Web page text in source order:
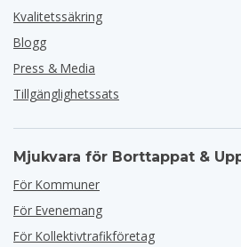
Kvalitetssäkring
Blogg
Press & Media
Tillgänglighetssats
Mjukvara för Borttappat &
För Kommuner
För Evenemang
För Kollektivtrafikföretag